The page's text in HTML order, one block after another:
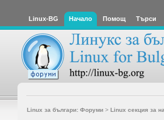
Linux-BG Начало Помощ Търси
Linux за българи: Форуми> Linux секция за